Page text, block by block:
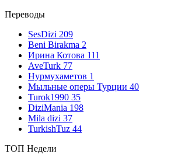
Переводы
SesDizi 209
Beni Birakma 2
Ирина Котова 111
AveTurk 77
Нурмухаметов 1
Мыльные оперы Турции 40
Turok1990 35
DiziMania 198
Mila dizi 37
TurkishTuz 44
ТОП Недели